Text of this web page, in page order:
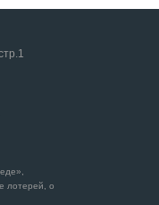
лотерей, о